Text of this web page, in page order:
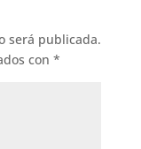
será publicada.
con *